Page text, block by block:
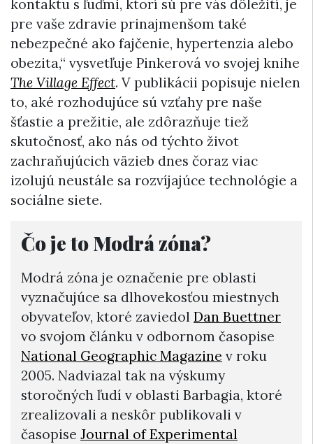
kontaktu s ľuďmi, ktorí sú pre vás dôležití, je
pre vaše zdravie prinajmenšom také
nebezpečné ako fajčenie, hypertenzia alebo
obezita,“ vysvetľuje Pinkerová vo svojej knihe
The Village Effect. V publikácii popisuje nielen
to, aké rozhodujúce sú vzťahy pre naše
šťastie a prežitie, ale zdôrazňuje tiež
skutočnosť, ako nás od týchto život
zachraňujúcich väzieb dnes čoraz viac
izolujú neustále sa rozvíjajúce technológie a
sociálne siete.
Čo je to Modrá zóna?
Modrá zóna je označenie pre oblasti
vyznačujúce sa dlhovekosťou miestnych
obyvateľov, ktoré zaviedol Dan Buettner
vo svojom článku v odbornom časopise
National Geographic Magazine v roku
2005. Nadviazal tak na výskumy
storočných ľudí v oblasti Barbagia, ktoré
zrealizovali a neskôr publikovali v
časopise Journal of Experimental